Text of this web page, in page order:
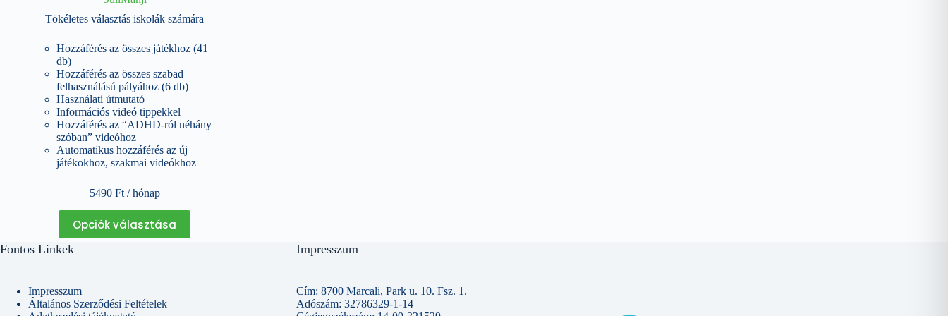
Tökéletes választás iskolák számára
Hozzáférés az összes játékhoz (41
db)
Hozzáférés az összes szabad
felhasználású pályához (6 db)
Használati útmutató
Információs videó tippekkel
Hozzáférés az “ADHD-ról néhány
szóban” videóhoz
Automatikus hozzáférés az új
játékokhoz, szakmai videókhoz
5490 Ft / hónap
Opciók választása
Ennek
a
terméknek
változatok
Fontos Linkek
Impresszum
Általános Szerződési Feltételek
Impresszum
Cím: 8700 Marcali, Park u. 10. Fsz. 1.
Adószám: 32786329-1-14